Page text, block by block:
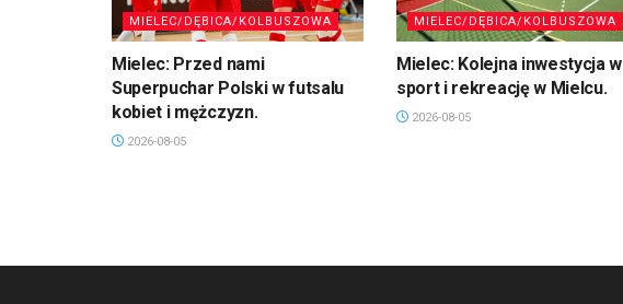
MIELEC/DĘBICA/KOLBUSZOWA
Mielec: Przed nami
Superpuchar Polski w futsalu
kobiet i mężczyzn.
2026-08-05
MIELEC/DĘBICA/KOLBUSZOWA
Mielec: Kolejna inwestycja w
sport i rekreację w Mielcu.
2026-08-05